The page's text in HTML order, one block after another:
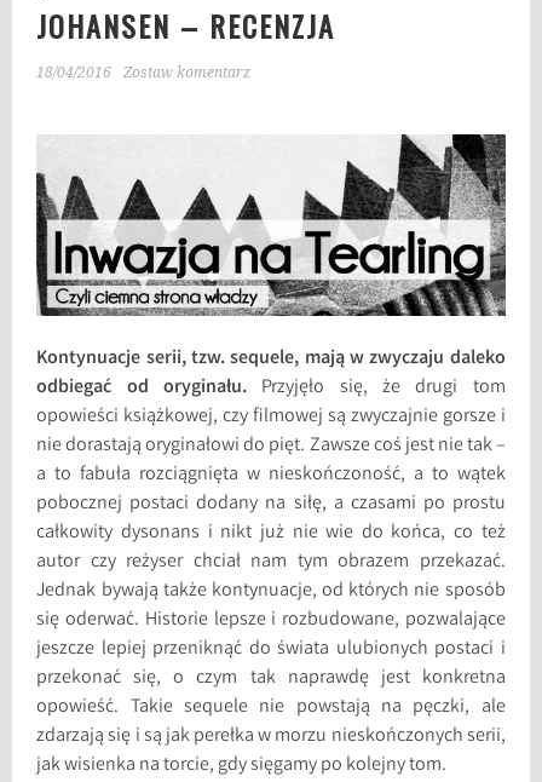
JOHANSEN – RECENZJA
18/04/2016 Zostaw komentarz
Kontynuacje serii, tzw. sequele, mają w zwyczaju daleko
odbiegać od oryginału. Przyjęło się, że drugi tom
opowieści książkowej, czy filmowej są zwyczajnie gorsze i
nie dorastają oryginałowi do pięt. Zawsze coś jest nie tak –
a to fabuła rozciągnięta w nieskończoność, a to wątek
pobocznej postaci dodany na siłę, a czasami po prostu
całkowity dysonans i nikt już nie wie do końca, co też
autor czy reżyser chciał nam tym obrazem przekazać.
Jednak bywają także kontynuacje, od których nie sposób
się oderwać. Historie lepsze i rozbudowane, pozwalające
jeszcze lepiej przeniknąć do świata ulubionych postaci i
przekonać się, o czym tak naprawdę jest konkretna
opowieść. Takie sequele nie powstają na pęczki, ale
zdarzają się i są jak perełka w morzu nieskończonych serii,
jak wisienka na torcie, gdy sięgamy po kolejny tom.